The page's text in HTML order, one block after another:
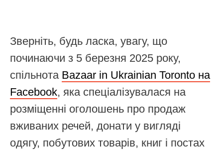
Зверніть, будь ласка, увагу, що
починаючи з 5 березня 2025 року,
спільнота Bazaar in Ukrainian Toronto на
Facebook, яка спеціалізувалася на
розміщенні оголошень про продаж
вживаних речей, донати у вигляді
одягу, побутових товарів, книг і постах